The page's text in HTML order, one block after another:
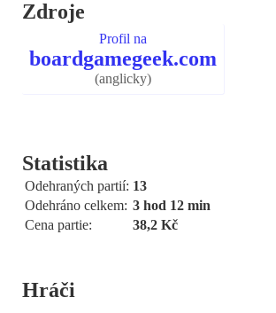
Zdroje
Profil na
boardgamegeek.com
(anglicky)
Statistika
Odehraných partií: 13
Odehráno celkem: 3 hod 12 min
Cena partie:
38,2 Kč
Hráči